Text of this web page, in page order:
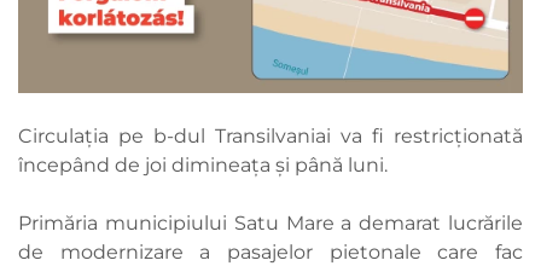
Circulația pe b-dul Transilvaniai va fi restricționată
începând de joi dimineața și până luni.
Primăria municipiului Satu Mare a demarat lucrările
de modernizare a pasajelor pietonale care fac